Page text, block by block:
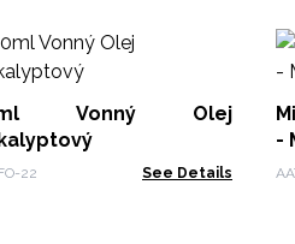
Vonný Olej
22 See Details
-